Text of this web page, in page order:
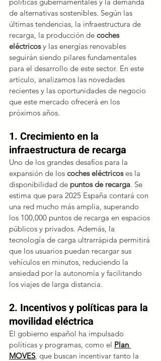
de alternativas sostenibles. Según las
últimas tendencias, la infraestructura de
recarga, la producción de coches
eléctricos y las energías renovables
seguirán siendo pilares fundamentales
para el desarrollo de este sector. En este
artículo, analizamos las novedades
recientes y las oportunidades de negocio
que este mercado ofrecerá en los
próximos años.
1. Crecimiento en la
infraestructura de recarga
Uno de los grandes desafíos para la
expansión de los coches eléctricos es la
disponibilidad de puntos de recarga. Se
estima que para 2025 España contará con
una red mucho más amplia, superando
los 100,000 puntos de recarga en espacios
públicos y privados. Además, la
tecnología de carga ultrarrápida permitirá
que los usuarios puedan recargar sus
vehículos en minutos, reduciendo la
ansiedad por la autonomía y facilitando
los viajes de larga distancia.
2. Incentivos y políticas para la
movilidad eléctrica
El gobierno español ha impulsado
políticas y programas, como el Plan
MOVES, que buscan incentivar tanto la